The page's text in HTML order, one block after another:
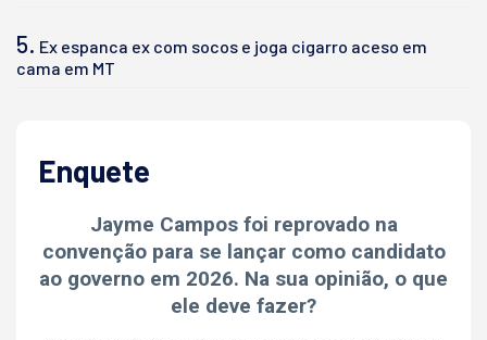
5. Ex espanca ex com socos e joga cigarro aceso em
cama em MT
Enquete
Jayme Campos foi reprovado na
convenção para se lançar como candidato
ao governo em 2026. Na sua opinião, o que
ele deve fazer?